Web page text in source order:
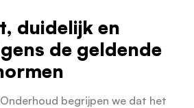
duidelijk en
de geldende
begrijpen we dat het